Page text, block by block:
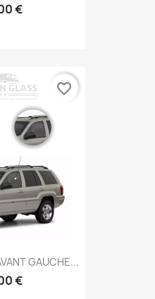
€
GAUCHE...
€
favorite_border